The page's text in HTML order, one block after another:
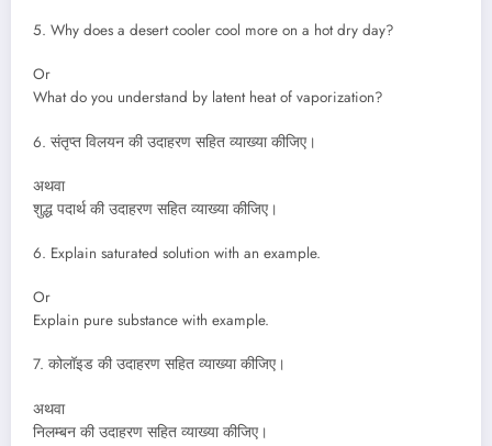
5. Why does a desert cooler cool more on a hot dry day?
Or
What do you understand by latent heat of vaporization?
6. संतृप्त विलयन की उदाहरण सहित व्याख्या कीजिए।
अथवा
शुद्ध पदार्थ की उदाहरण सहित व्याख्या कीजिए।
6. Explain saturated solution with an example.
Or
Explain pure substance with example.
7. कोलॉइड की उदाहरण सहित व्याख्या कीजिए।
अथवा
निलम्बन की उदाहरण सहित व्याख्या कीजिए।